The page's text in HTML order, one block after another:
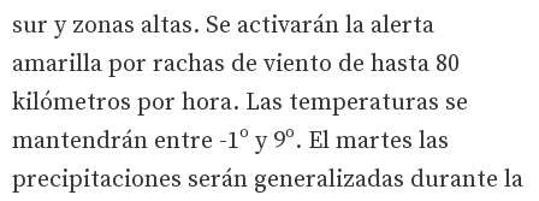
sur y zonas altas. Se activarán la alerta
amarilla por rachas de viento de hasta 80
kilómetros por hora. Las temperaturas se
mantendrán entre -1º y 9º. El martes las
precipitaciones serán generalizadas durante la